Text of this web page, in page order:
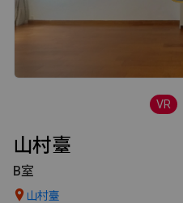
VR
山村臺
B室
 山村臺